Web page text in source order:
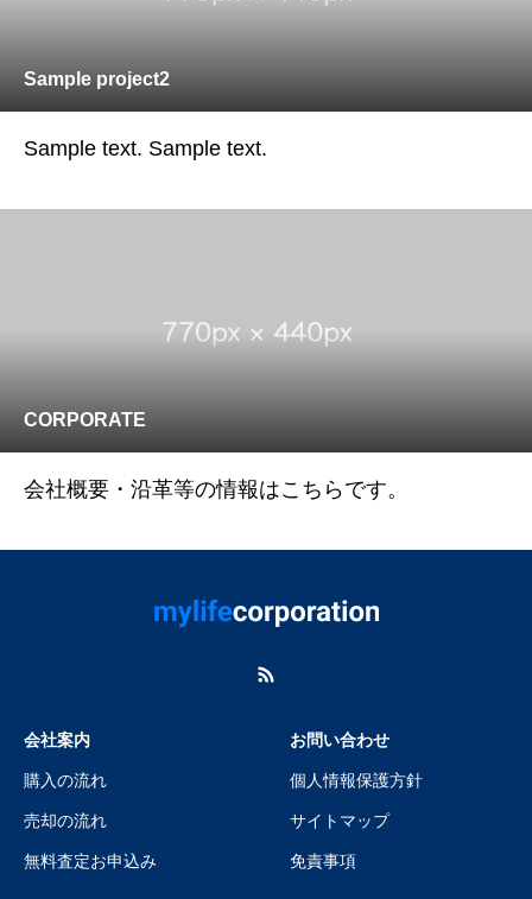
Sample project2
Sample text. Sample text.
CORPORATE
会社概要・沿革等の情報はこちらです。
会社案内
購入の流れ
売却の流れ
無料査定お申込み
お問い合わせ
個人情報保護方針
サイトマップ
免責事項